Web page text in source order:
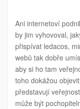
Ani internetoví
by jim vyhovoval,
přispívat ledacos,
webů tak dobře
aby si ho tam
toho dokážou
představují
může být